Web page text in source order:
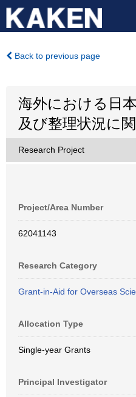
Back to previous page
海外における日
及び整理状況に
Research Project
Project/Area Number
62041143
Research Category
Grant-in-Aid for Overseas
Allocation Type
Single-year Grants
Principal Investigator